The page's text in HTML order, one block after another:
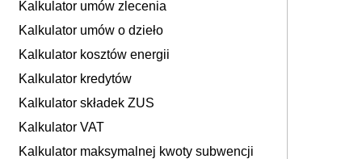
Kalkulator umów zlecenia
Kalkulator umów o dzieło
Kalkulator kosztów energii
Kalkulator kredytów
Kalkulator składek ZUS
Kalkulator VAT
Kalkulator maksymalnej kwoty subwencji